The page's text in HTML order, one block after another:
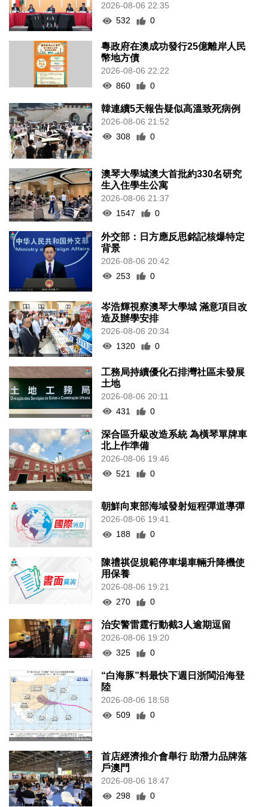
2026-08-06 22:35
532
0
粵政府在澳成功發行25億離岸人民
幣地方債
2026-08-06 22:22
860
0
韓連續5天報告疑似高溫致死病例
2026-08-06 21:52
308
0
澳琴大學城澳大首批約330名研究
生入住學生公寓
2026-08-06 21:37
1547
0
外交部：日方應反思銘記核爆特定
背景
2026-08-06 20:42
253
0
岑浩輝視察澳琴大學城 滿意項目改
造及辦學安排
2026-08-06 20:34
1320
0
工務局持續優化石排灣社區未發展
土地
2026-08-06 20:11
431
0
深合區升級改造系統 為橫琴單牌車
北上作準備
2026-08-06 19:46
521
0
朝鮮向東部海域發射短程彈道導彈
2026-08-06 19:41
188
0
陳禮祺促規範停車場車輛升降機使
用保養
2026-08-06 19:21
270
0
治安警雷霆行動截3人逾期逗留
2026-08-06 19:20
325
0
“白海豚”料最快下週日浙閩沿海登
陸
2026-08-06 18:58
509
0
首店經濟推介會舉行 助潛力品牌落
戶澳門
2026-08-06 18:47
298
0